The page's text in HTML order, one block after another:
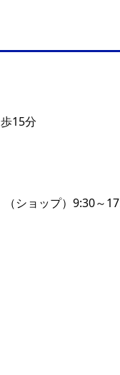
15分
（ショップ）9:30～